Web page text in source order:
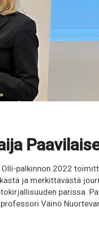
palkinnon 2022
ja merkittävästä
parissa.
Väinö